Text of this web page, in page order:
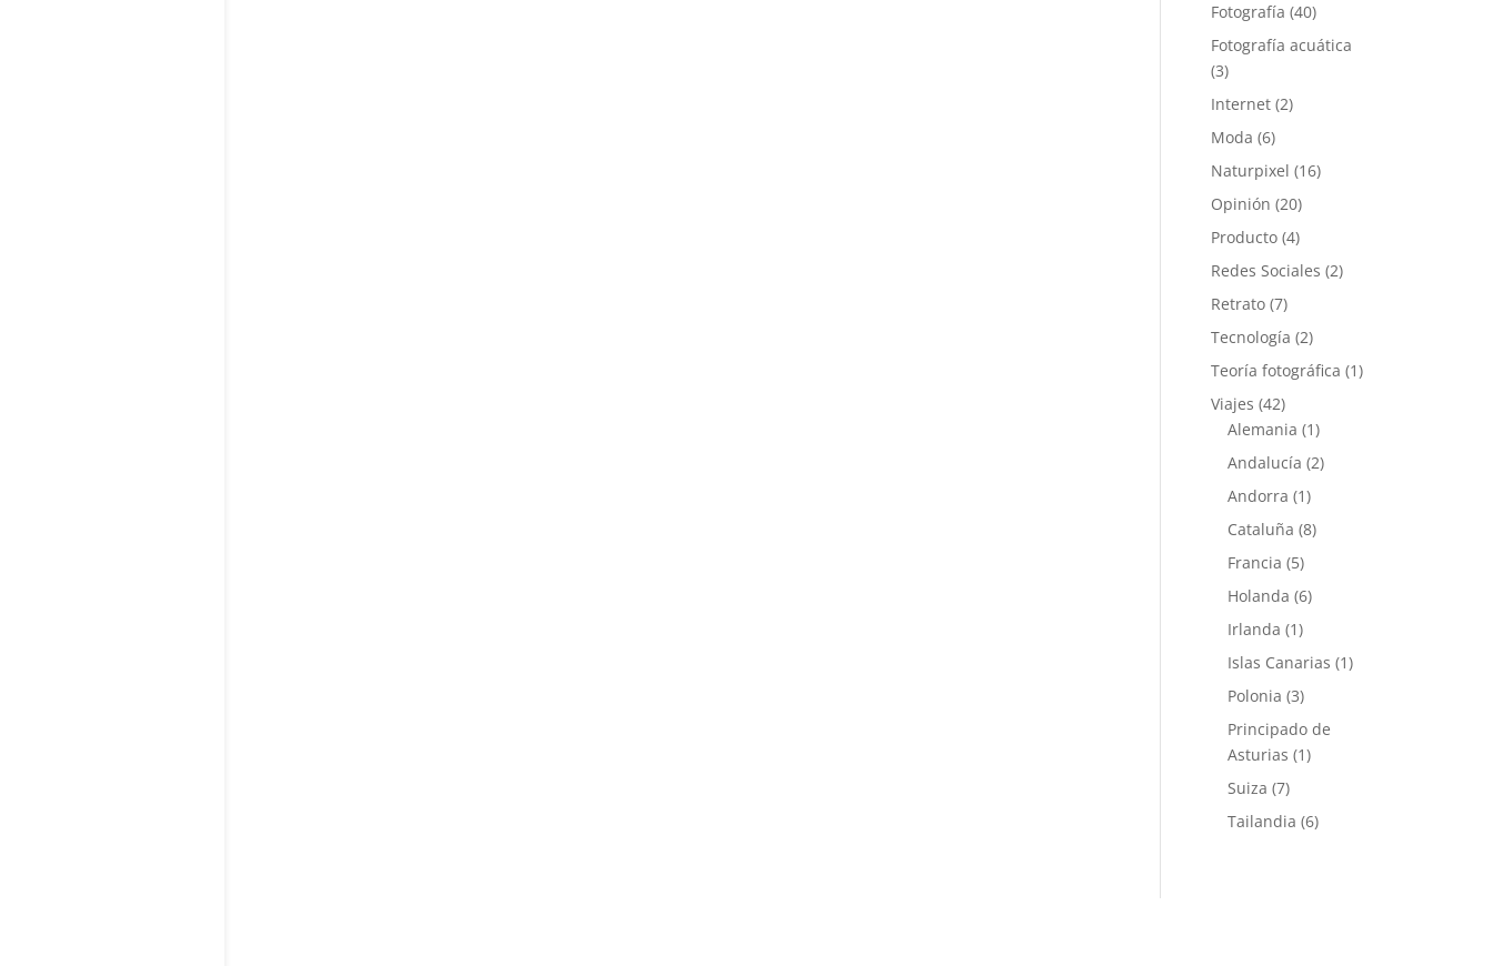
Fotografía (40)
Fotografía acuática
(3)
Internet (2)
Moda (6)
Naturpixel (16)
Opinión (20)
Producto (4)
Redes Sociales (2)
Retrato (7)
Tecnología (2)
Teoría fotográfica (1)
Viajes (42)
Alemania (1)
Andalucía (2)
Andorra (1)
Cataluña (8)
Francia (5)
Holanda (6)
Irlanda (1)
Islas Canarias (1)
Polonia (3)
Principado de
Asturias (1)
Suiza (7)
Tailandia (6)